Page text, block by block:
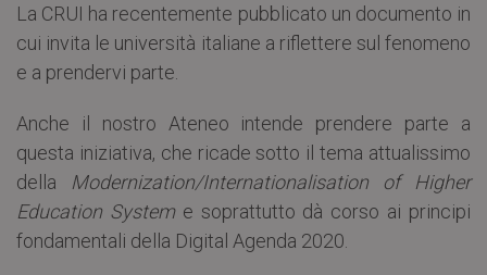
La CRUI ha recentemente pubblicato un documento in
cui invita le università italiane a riflettere sul fenomeno
e a prendervi parte.
Anche il nostro Ateneo intende prendere parte a
questa iniziativa, che ricade sotto il tema attualissimo
della Modernization/Internationalisation of Higher
Education Systeme soprattutto dà corso ai principi
fondamentali della Digital Agenda 2020.